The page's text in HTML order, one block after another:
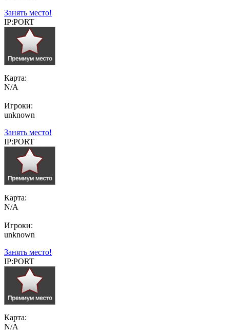
Занять место!
IP:PORT
Карта:
N/A
Игроки:
unknown
Занять место!
IP:PORT
Карта:
N/A
Игроки:
unknown
Занять место!
IP:PORT
Карта:
N/A